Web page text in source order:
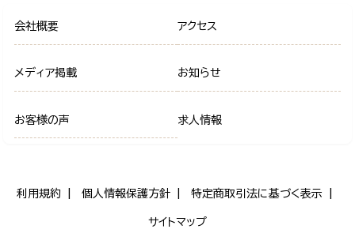
会社概要 アクセス
メディア掲載 お知らせ
お客様の声 求人情報
利用規約 個人情報保護方針 特定商取引法に基づく表示
サイトマップ